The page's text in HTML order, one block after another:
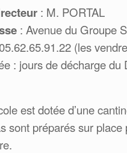
: M. PORTAL
: Avenue du Groupe
(les
: jours de décharge du
est dotée d’une
sont préparés sur place